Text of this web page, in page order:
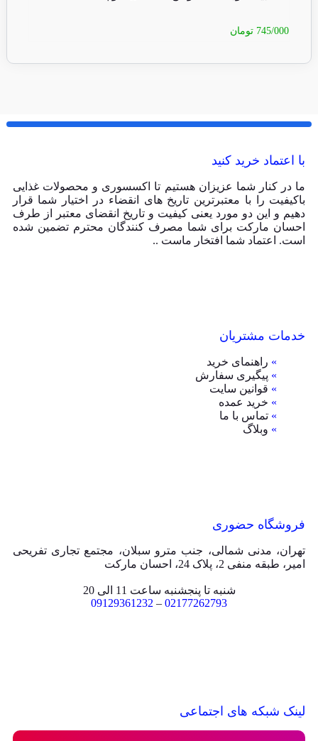
745/000 تومان
با اعتماد خرید کنید
ما در کنار شما عزیزان هستیم تا اکسسوری و محصولات غذایی
باکیفیت را با معتبرترین تاریخ های انقضاء در اختیار شما قرار
دهیم و این دو مورد یعنی کیفیت و تاریخ انقضای معتبر از طرف
احسان مارکت برای شما مصرف کنندگان محترم تضمین شده
است. اعتماد شما افتخار ماست ..
خدمات مشتریان
» راهنمای خرید
» پیگیری سفارش
» قوانین سایت
» خرید عمده
» تماس با ما
» وبلاگ
فروشگاه حضوری
تهران، مدنی شمالی، جنب مترو سبلان، مجتمع تجاری تفریحی
امیر، طبقه منفی 2، پلاک 24، احسان مارکت
شنبه تا پنجشنبه ساعت 11 الی 20
02177262793
–
09129361232
لینک شبکه های اجتماعی